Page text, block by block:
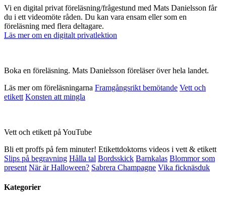
Vi en digital privat föreläsning/frågestund med Mats Danielsson får
du i ett videomöte råden. Du kan vara ensam eller som en
föreläsning med flera deltagare.
Läs mer om en digitalt privatlektion
Boka en föreläsning. Mats Danielsson föreläser över hela landet.
Läs mer om föreläsningarna Framgångsrikt bemötande Vett och
etikett Konsten att mingla
Vett och etikett på YouTube
Bli ett proffs på fem minuter! Etikettdoktorns videos i vett & etikett
Slips på begravning Hålla tal Bordsskick Barnkalas Blommor som
present När är Halloween? Sabrera Champagne Vika ficknäsduk
Kategorier